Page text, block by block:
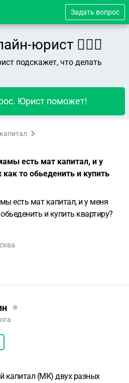
Задать вопрос
юрист 👨🏻‍⚖️
подскажет, что делать
Юрист поможет!
есть мат капитал, и у
то обьеденить и купить
есть мат капитал, и у меня
и купить квартиру?
капитал (МК) двух разных